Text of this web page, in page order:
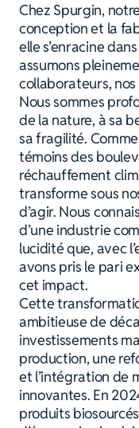
Chez Spurgin,
conception et la
elle s’enracine
assumons
collaborateurs,
Nous sommes
de la nature, à sa
sa fragilité.
témoins des
réchauffement
transforme sous
d’agir. Nous
d’une industrie
lucidité que, avec
avons pris le pari
cet impact.
Cette
ambitieuse de
investissements
production, une
et l’intégration de
innovantes. En
produits